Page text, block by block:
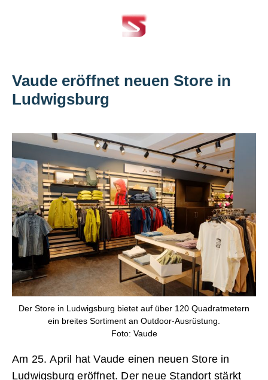
Vaude eröffnet neuen Store in
Ludwigsburg
Der Store in Ludwigsburg bietet auf über 120 Quadratmetern
ein breites Sortiment an Outdoor-Ausrüstung.
Foto: Vaude
Am 25. April hat Vaude einen neuen Store in
Ludwigsburg eröffnet. Der neue Standort stärkt